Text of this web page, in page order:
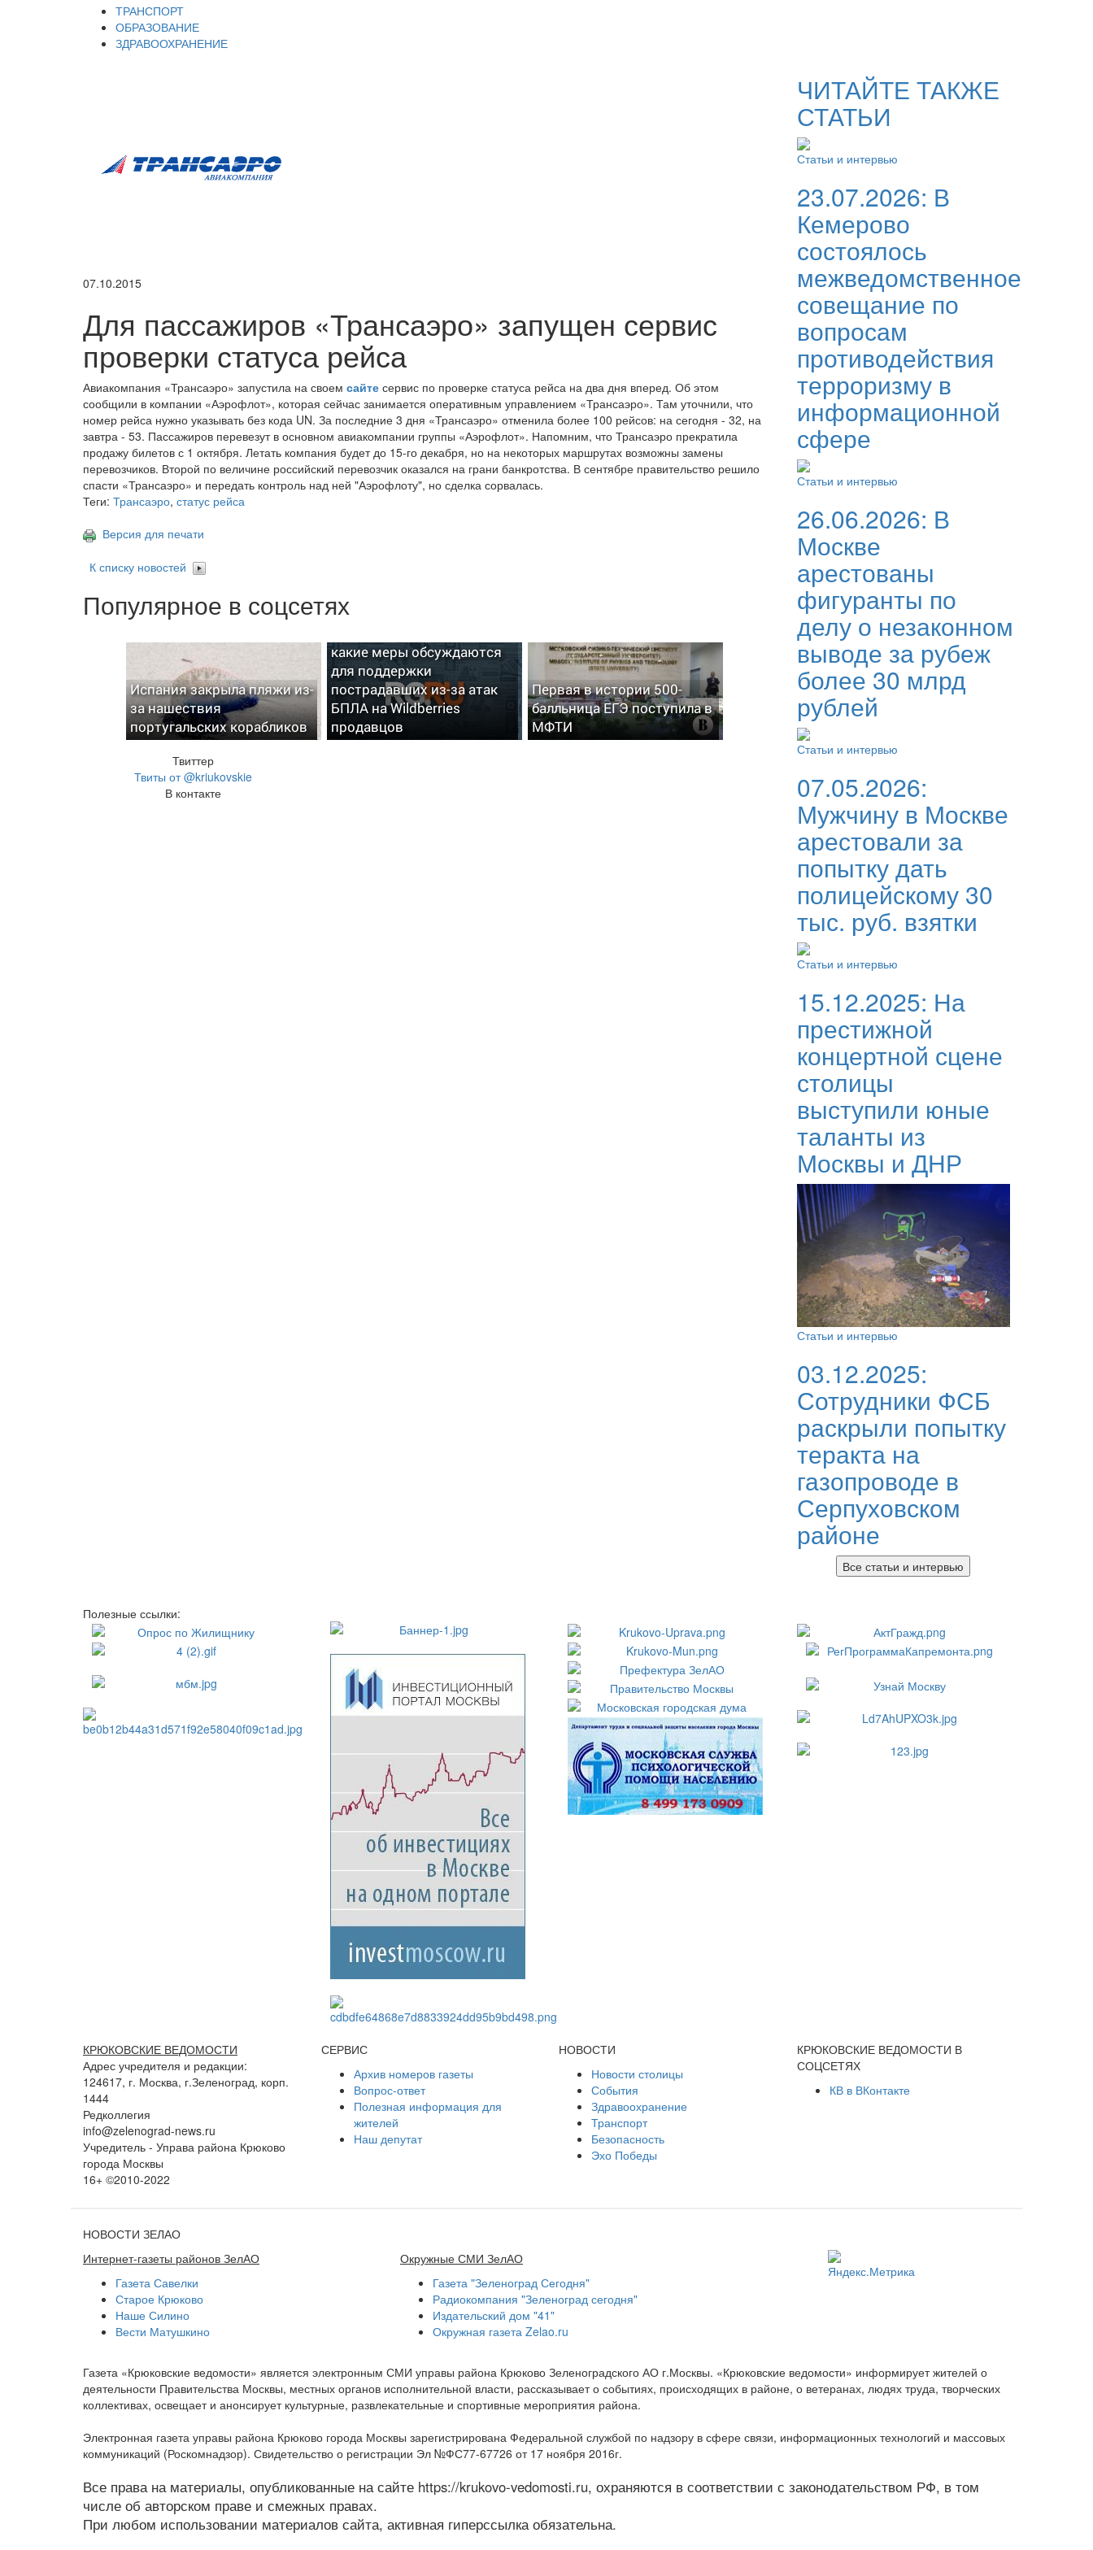
ТРАНСПОРТ
ОБРАЗОВАНИЕ
ЗДРАВООХРАНЕНИЕ
07.10.2015
Для пассажиров «Трансаэро» запущен сервис
проверки статуса рейса
Авиакомпания «Трансаэро» запустила на своем сайте сервис по проверке статуса рейса на два дня вперед. Об этом
сообщили в компании «Аэрофлот», которая сейчас занимается оперативным управлением «Трансаэро». Там уточнили, что
номер рейса нужно указывать без кода UN. За последние 3 дня «Трансаэро» отменила более 100 рейсов: на сегодня - 32, на
завтра - 53. Пассажиров перевезут в основном авиакомпании группы «Аэрофлот». Напомним, что Трансаэро прекратила
продажу билетов с 1 октября. Летать компания будет до 15-го декабря, но на некоторых маршрутах возможны замены
перевозчиков. Второй по величине российский перевозчик оказался на грани банкротства. В сентябре правительство решило
спасти «Трансаэро» и передать контроль над ней "Аэрофлоту", но сделка сорвалась.
Теги: Трансаэро, статус рейса
Версия для печати
К списку новостей
Популярное в соцсетях
Испания закрыла пляжи из-
за нашествия
португальских корабликов
какие меры обсуждаются
для поддержки
пострадавших из-за атак
БПЛА на Wildberries
продавцов
Первая в истории 500-
балльница ЕГЭ поступила в
МФТИ
Твиттер
Твиты от @kriukovskie
В контакте
ЧИТАЙТЕ ТАКЖЕ
СТАТЬИ
Статьи и интервью
23.07.2026: В
Кемерово
состоялось
межведомственное
совещание по
вопросам
противодействия
терроризму в
информационной
сфере
Статьи и интервью
26.06.2026: В
Москве
арестованы
фигуранты по
делу о незаконном
выводе за рубеж
более 30 млрд
рублей
Статьи и интервью
07.05.2026:
Мужчину в Москве
арестовали за
попытку дать
полицейскому 30
тыс. руб. взятки
Статьи и интервью
15.12.2025: На
престижной
концертной сцене
столицы
выступили юные
таланты из
Москвы и ДНР
Статьи и интервью
03.12.2025:
Сотрудники ФСБ
раскрыли попытку
теракта на
газопроводе в
Серпуховском
районе
Все статьи и интервью
Полезные ссылки:
КРЮКОВСКИЕ ВЕДОМОСТИ
Адрес учредителя и редакции:
124617, г. Москва, г.Зеленоград, корп.
1444
Редколлегия
info@zelenograd-news.ru
Учредитель - Управа района Крюково
города Москвы
16+ ©2010-2022
СЕРВИС
Архив номеров газеты
Вопрос-ответ
Полезная информация для
жителей
Наш депутат
НОВОСТИ
Новости столицы
События
Здравоохранение
Транспорт
Безопасность
Эхо Победы
КРЮКОВСКИЕ ВЕДОМОСТИ В
СОЦСЕТЯХ
КВ в ВКонтакте
НОВОСТИ ЗЕЛАО
Интернет-газеты районов ЗелАО
Газета Савелки
Старое Крюково
Наше Силино
Вести Матушкино
Окружные СМИ ЗелАО
Газета "Зеленоград Сегодня"
Радиокомпания "Зеленоград сегодня"
Издательский дом "41"
Окружная газета Zelao.ru
Газета «Крюковские ведомости» является электронным СМИ управы района Крюково Зеленоградского АО г.Москвы. «Крюковские ведомости» информирует жителей о
деятельности Правительства Москвы, местных органов исполнительной власти, рассказывает о событиях, происходящих в районе, о ветеранах, людях труда, творческих
коллективах, освещает и анонсирует культурные, развлекательные и спортивные мероприятия района.
Электронная газета управы района Крюково города Москвы зарегистрирована Федеральной службой по надзору в сфере связи, информационных технологий и массовых
коммуникаций (Роскомнадзор). Свидетельство о регистрации Эл №ФС77-67726 от 17 ноября 2016г.
Все права на материалы, опубликованные на сайте https://krukovo-vedomosti.ru, охраняются в соответствии с законодательством РФ, в том
числе об авторском праве и смежных правах.
При любом использовании материалов сайта, активная гиперссылка обязательна.